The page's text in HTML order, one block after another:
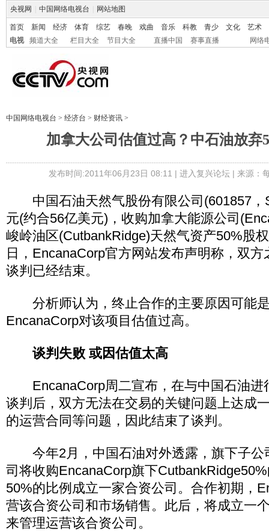
央视网 中国网络电视台 网站地图
首页 新闻 经济 体育 综艺 春晚 戏曲 音乐 科教 青少 文化
艺术
电视
频道大全 栏目大全 节目大全 直播中国 赛事直播 网络
中国网络电视台 > 经济台 > 财经资讯 >
加拿大公司估值过高？中石油放弃
发布时间:2011年06月23日 08:11 | 进入复兴论坛| 来源：
中国石油天然气股份有限公司(601857，
元(约合56亿美元)，收购加拿大能源公司
峻岭油区(CutbankRidge)天然气资产50%股
日，EncanaCorp官方网站发布声明称，双
谈判已经结束。
分析师认为，终止合作的主要原因可能
EncanaCorp对该项目估值过高。
谈判失败 或因估值太高
EncanaCorp周二宣布，在与中国石油进
谈判后，双方无法在交易的关键问题上达成
的运营合同等问题，因此结束了谈判。
今年2月，中国石油对外透露，旗下子公
司将收购EncanaCorp旗下
50%的比例成立一家合资公司。合作初期，
营该合资公司和市场销售。此后，将成立一
来管理运营该合资公司。